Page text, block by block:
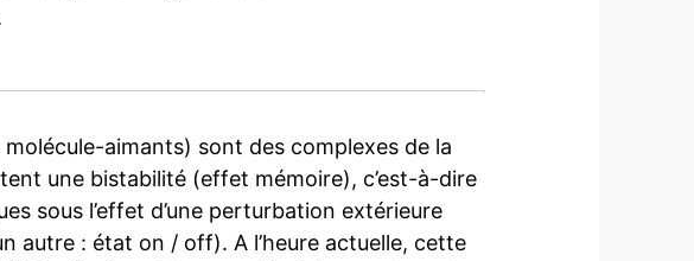
aimants) sont des complexes de la
une bistabilité (effet mémoire), c’est-à-dire
sous l’effet d’une perturbation extérieure
autre : état on / off). A l’heure actuelle, cette